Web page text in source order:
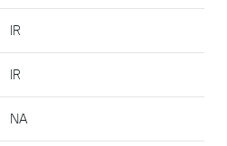
IR
IR
NA